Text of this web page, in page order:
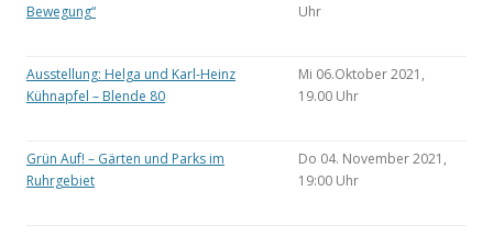
Bewegung“
Uhr
Ausstellung: Helga und Karl-Heinz
Kühnapfel – Blende 80
Mi 06.Oktober 2021,
19.00 Uhr
Grün Auf! – Gärten und Parks im
Ruhrgebiet
Do 04. November 2021,
19:00 Uhr